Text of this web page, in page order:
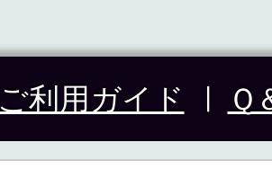
ご利用ガイド Ｑ